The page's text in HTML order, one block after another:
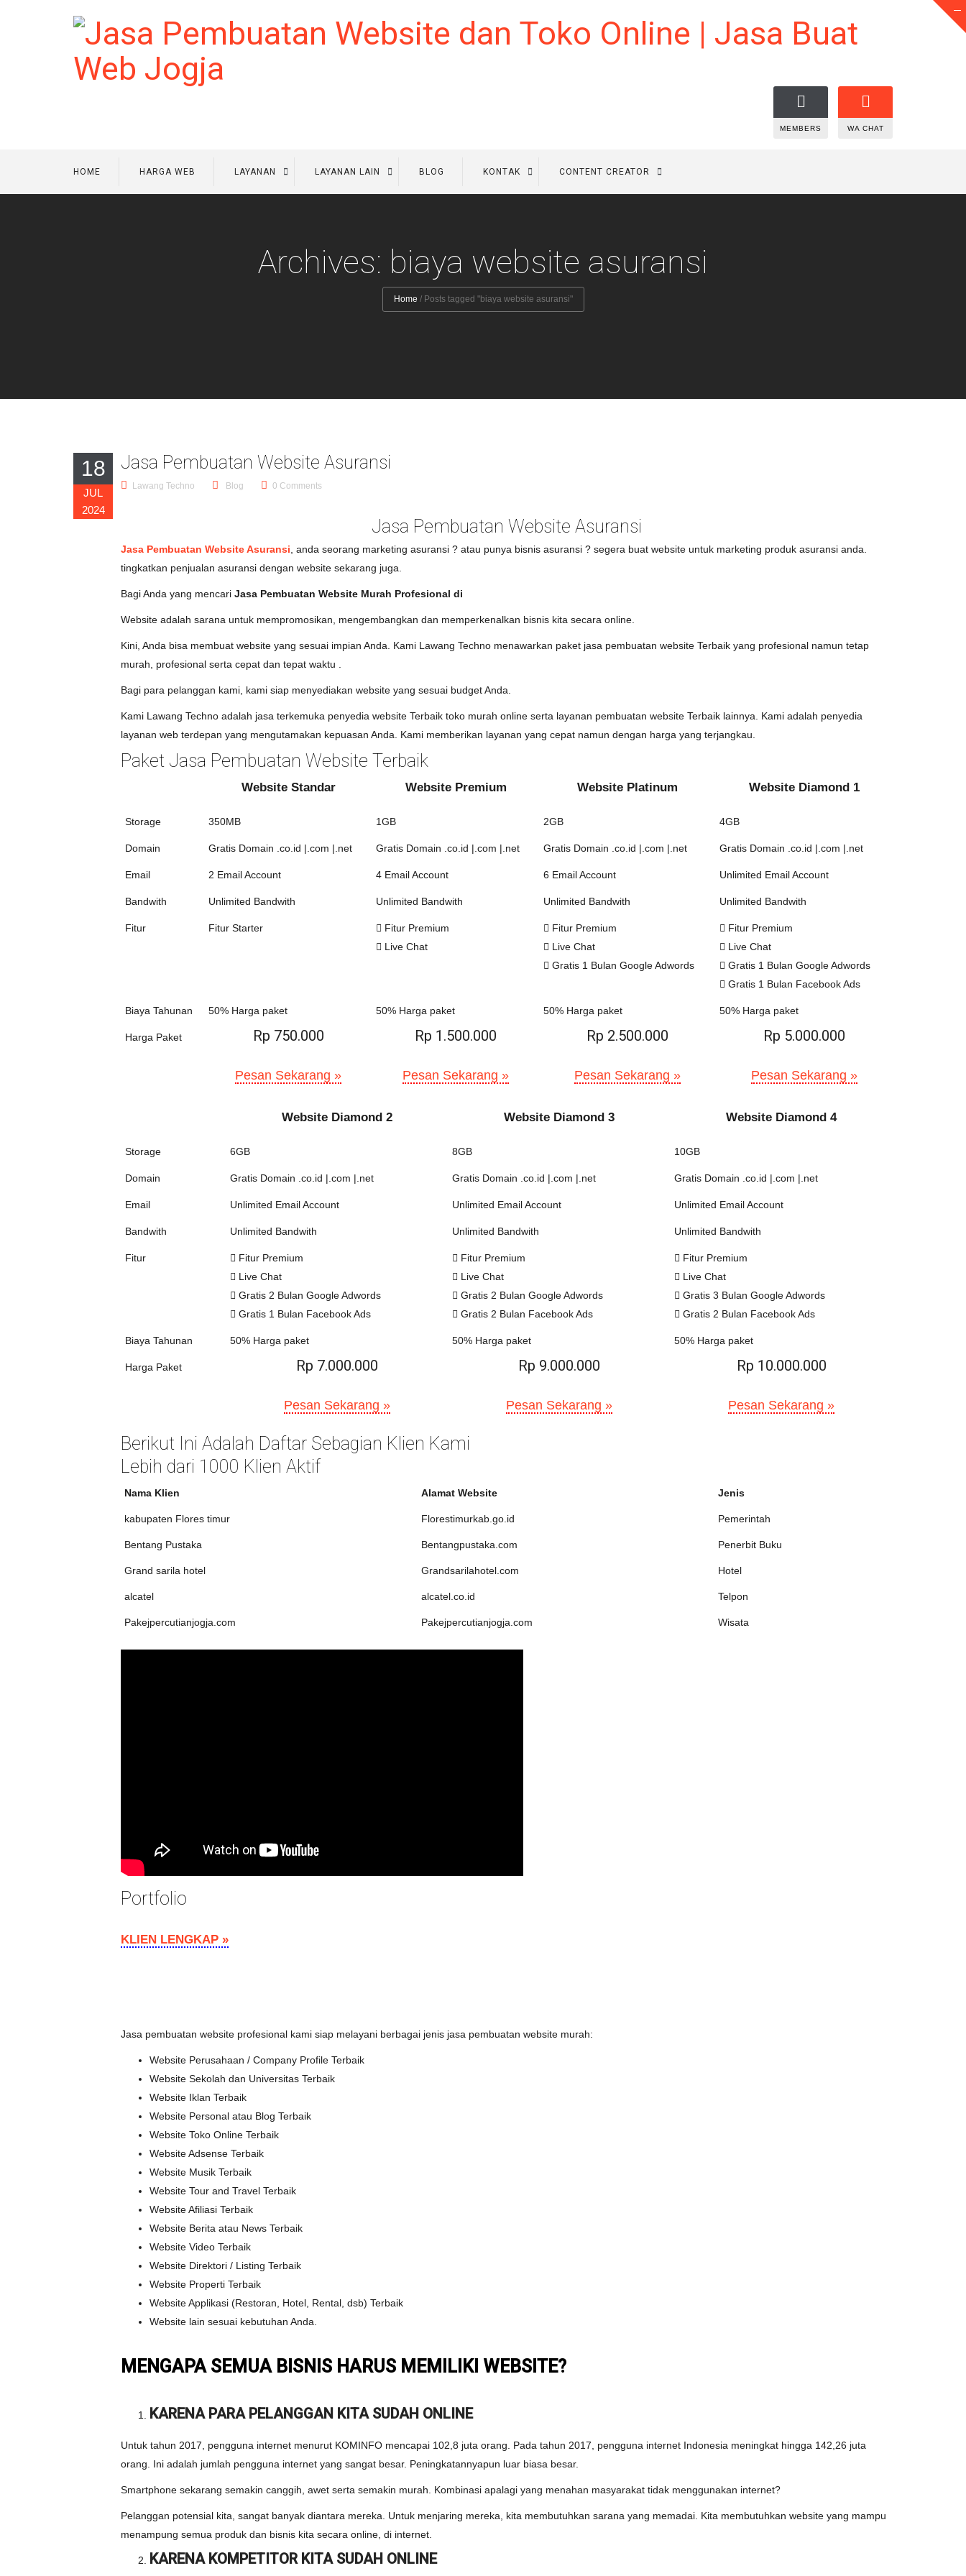
MEMBERS WA CHAT
HOME HARGA WEB LAYANAN LAYANAN LAIN BLOG KONTAK CONTENT CREATOR
Archives: biaya website asuransi
Home / Posts tagged "biaya website asuransi"
18
JUL
2024
Jasa Pembuatan Website Asuransi
Lawang Techno Blog 0 Comments
Jasa Pembuatan Website Asuransi
Jasa Pembuatan Website Asuransi , anda seorang marketing asuransi ? atau punya bisnis asuransi ? segera buat website untuk marketing produk asuransi anda.
tingkatkan penjualan asuransi dengan website sekarang juga.
Bagi Anda yang mencari Jasa Pembuatan Website Murah Profesional di
Website adalah sarana untuk mempromosikan, mengembangkan dan memperkenalkan bisnis kita secara online.
Kini, Anda bisa membuat website yang sesuai impian Anda. Kami Lawang Techno menawarkan paket jasa pembuatan website Terbaik yang profesional namun tetap
murah, profesional serta cepat dan tepat waktu .
Bagi para pelanggan kami, kami siap menyediakan website yang sesuai budget Anda.
Kami Lawang Techno adalah jasa terkemuka penyedia website Terbaik toko murah online serta layanan pembuatan website Terbaik lainnya. Kami adalah penyedia
layanan web terdepan yang mengutamakan kepuasan Anda. Kami memberikan layanan yang cepat namun dengan harga yang terjangkau.
Paket Jasa Pembuatan Website Terbaik
Website Standar Website Premium Website Platinum Website Diamond 1
Storage 350MB 1GB 2GB 4GB
Domain Gratis Domain .co.id |.com |.net Gratis Domain .co.id |.com |.net Gratis Domain .co.id |.com |.net Gratis Domain .co.id |.com |.net
Email 2 Email Account 4 Email Account 6 Email Account Unlimited Email Account
Bandwith Unlimited Bandwith Unlimited Bandwith Unlimited Bandwith Unlimited Bandwith
Fitur Fitur Starter
Fitur Premium
Live Chat
Fitur Premium
Live Chat
Gratis 1 Bulan Google Adwords
Fitur Premium
Live Chat
Gratis 1 Bulan Google Adwords
Gratis 1 Bulan Facebook Ads
Biaya Tahunan 50% Harga paket 50% Harga paket 50% Harga paket 50% Harga paket
Harga Paket Rp 750.000 Rp 1.500.000 Rp 2.500.000 Rp 5.000.000
Pesan Sekarang » Pesan Sekarang » Pesan Sekarang » Pesan Sekarang »
Website Diamond 2 Website Diamond 3 Website Diamond 4
Storage 6GB 8GB 10GB
Domain Gratis Domain .co.id |.com |.net Gratis Domain .co.id |.com |.net Gratis Domain .co.id |.com |.net
Email Unlimited Email Account Unlimited Email Account Unlimited Email Account
Bandwith Unlimited Bandwith Unlimited Bandwith Unlimited Bandwith
Fitur
Fitur Premium
Live Chat
Gratis 2 Bulan Google Adwords
Gratis 1 Bulan Facebook Ads
Fitur Premium
Live Chat
Gratis 2 Bulan Google Adwords
Gratis 2 Bulan Facebook Ads
Fitur Premium
Live Chat
Gratis 3 Bulan Google Adwords
Gratis 2 Bulan Facebook Ads
Biaya Tahunan 50% Harga paket 50% Harga paket 50% Harga paket
Harga Paket Rp 7.000.000 Rp 9.000.000 Rp 10.000.000
Pesan Sekarang » Pesan Sekarang » Pesan Sekarang »
Berikut Ini Adalah Daftar Sebagian Klien Kami
Lebih dari 1000 Klien Aktif
Nama Klien Alamat Website Jenis
kabupaten Flores timur Florestimurkab.go.id Pemerintah
Bentang Pustaka Bentangpustaka.com Penerbit Buku
Grand sarila hotel Grandsarilahotel.com Hotel
alcatel alcatel.co.id Telpon
Pakejpercutianjogja.com Pakejpercutianjogja.com Wisata
Portfolio
KLIEN LENGKAP »
Jasa pembuatan website profesional kami siap melayani berbagai jenis jasa pembuatan website murah:
Website Perusahaan / Company Profile Terbaik
Website Sekolah dan Universitas Terbaik
Website Iklan Terbaik
Website Personal atau Blog Terbaik
Website Toko Online Terbaik
Website Adsense Terbaik
Website Musik Terbaik
Website Tour and Travel Terbaik
Website Afiliasi Terbaik
Website Berita atau News Terbaik
Website Video Terbaik
Website Direktori / Listing Terbaik
Website Properti Terbaik
Website Applikasi (Restoran, Hotel, Rental, dsb) Terbaik
Website lain sesuai kebutuhan Anda.
MENGAPA SEMUA BISNIS HARUS MEMILIKI WEBSITE?
KARENA PARA PELANGGAN KITA SUDAH ONLINE
Untuk tahun 2017, pengguna internet menurut KOMINFO mencapai 102,8 juta orang. Pada tahun 2017, pengguna internet Indonesia meningkat hingga 142,26 juta
orang. Ini adalah jumlah pengguna internet yang sangat besar. Peningkatannyapun luar biasa besar.
Smartphone sekarang semakin canggih, awet serta semakin murah. Kombinasi apalagi yang menahan masyarakat tidak menggunakan internet?
Pelanggan potensial kita, sangat banyak diantara mereka. Untuk menjaring mereka, kita membutuhkan sarana yang memadai. Kita membutuhkan website yang mampu
menampung semua produk dan bisnis kita secara online, di internet.
KARENA KOMPETITOR KITA SUDAH ONLINE